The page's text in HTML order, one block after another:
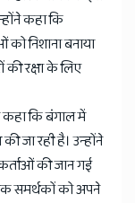
कहा कि
को निशाना बनाया
की रक्षा के लिए
कहा कि बंगाल में
जा रही है। उन्होंने
की जान गई
समर्थकों को अपने